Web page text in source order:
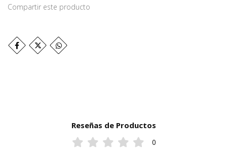
Compartir este producto
Reseñas de Productos
0